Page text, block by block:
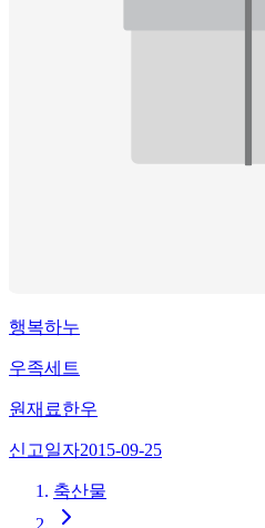
행복하누
우족세트
원재료한우
신고일자2015-09-25
축산물